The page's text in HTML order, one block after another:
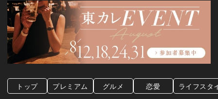
トップ プレミアム グルメ 恋愛 ライフスタ